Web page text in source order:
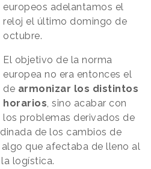
europeos adelantamos el
reloj el último domingo de
octubre.
El objetivo de la norma
europea no era entonces el
de armonizar los distintos
horarios, sino acabar con
los problemas derivados de
de los cambios de
que afectaba de lleno al
logística.